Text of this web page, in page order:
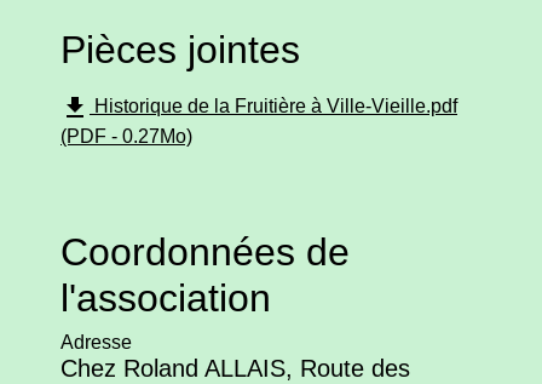
Pièces jointes
file_download
Historique de la Fruitière à Ville-Vieille.pdf
(PDF - 0.27Mo)
Coordonnées de
l'association
Adresse
Chez Roland ALLAIS, Route des